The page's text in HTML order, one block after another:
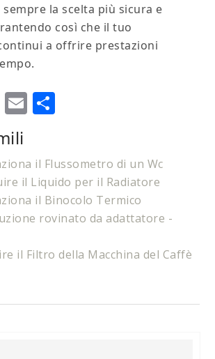
la scelta più sicura e
così che il tuo
a offrire prestazioni
Pinterest
Email
il Flussometro di un Wc
il Liquido per il Radiatore
il Binocolo Termico
rovinato da adattatore​​ -
il Filtro della Macchina del Caffè